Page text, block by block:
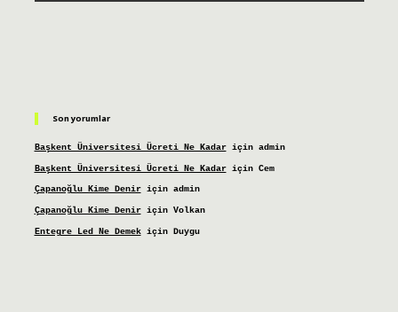
Son yorumlar
Başkent Üniversitesi Ücreti Ne Kadariçin admin
Başkent Üniversitesi Ücreti Ne Kadariçin Cem
Çapanoğlu Kime Deniriçin admin
Çapanoğlu Kime Deniriçin Volkan
Entegre Led Ne Demekiçin Duygu